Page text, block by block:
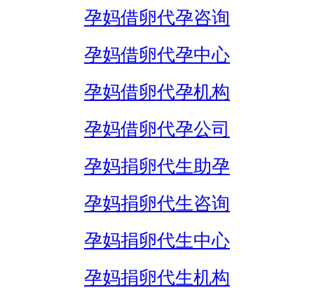
孕妈借卵代孕咨询
孕妈借卵代孕中心
孕妈借卵代孕机构
孕妈借卵代孕公司
孕妈捐卵代生助孕
孕妈捐卵代生咨询
孕妈捐卵代生中心
孕妈捐卵代生机构